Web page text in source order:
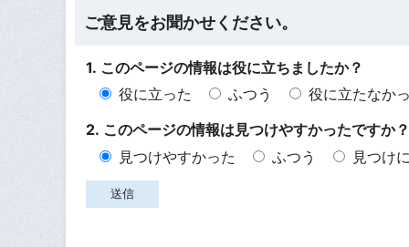
ご意見をお聞かせください。
1. このページの情報は役に立ちましたか？
役に立った
ふつう
役に立たなか
2. このページの情報は見つけやすかったですか？
見つけやすかった
ふつう 見つけ